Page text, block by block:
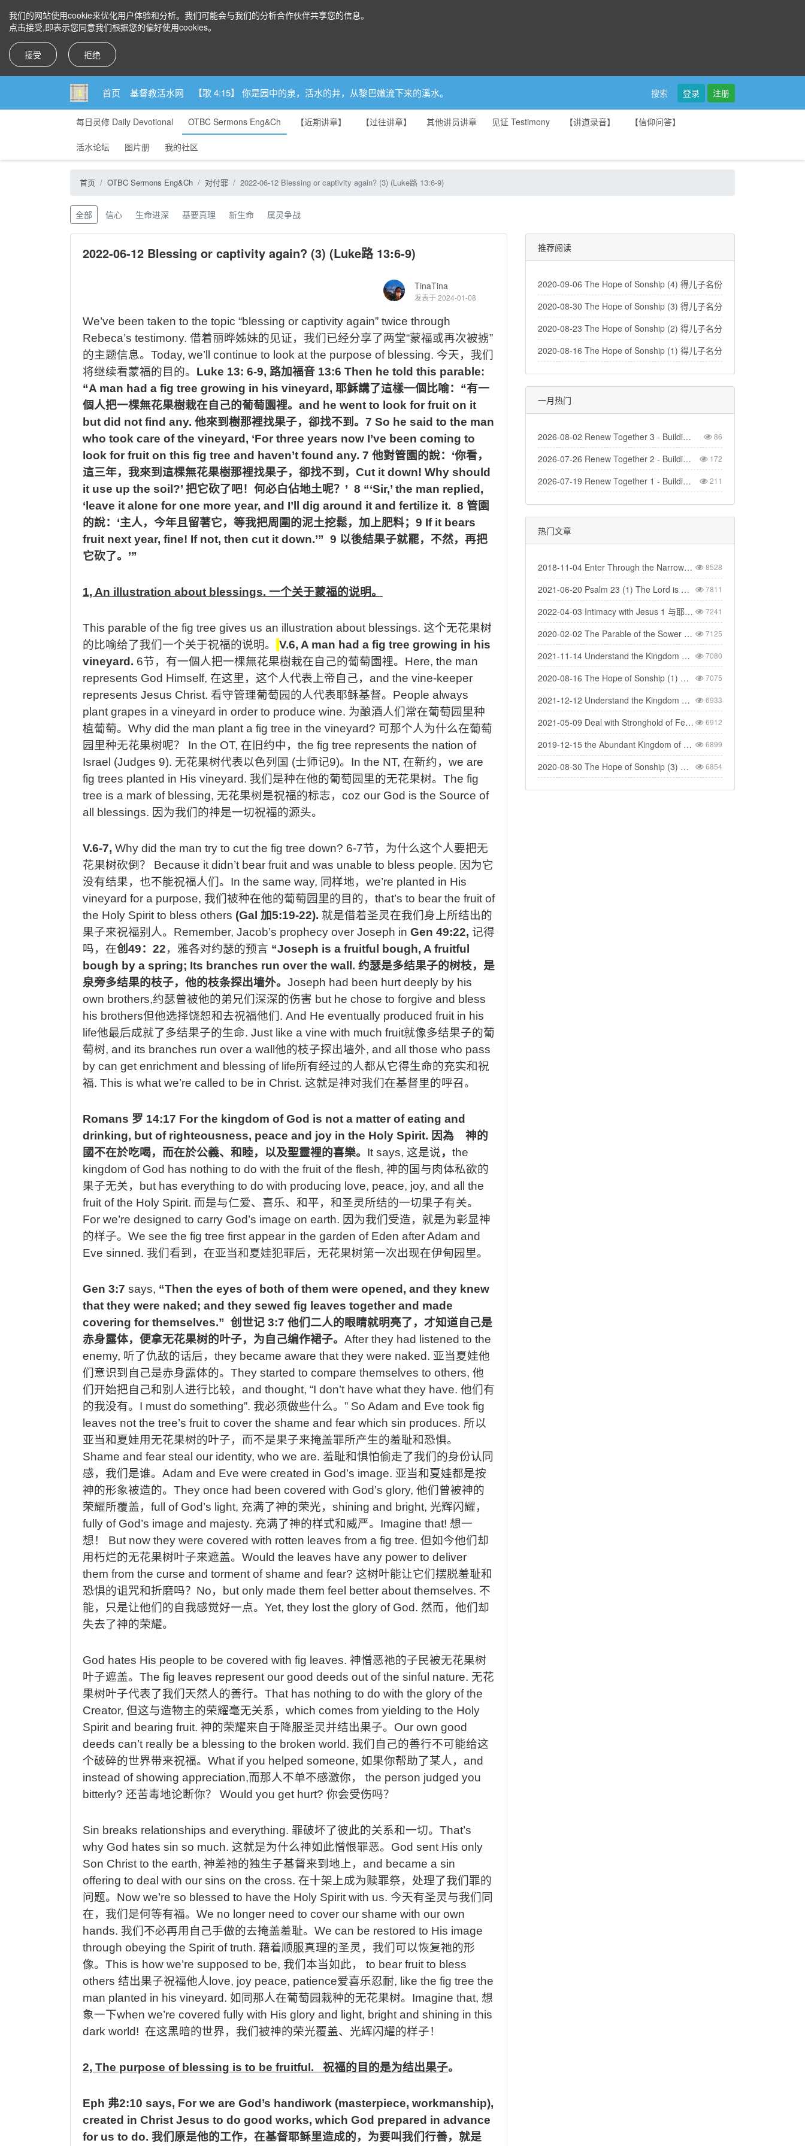
我们的网站使用cookie来优化用户体验和分析。我们可能会与我们的分析合作伙伴共享您的信息。
点击接受,即表示您同意我们根据您的偏好使用cookies。
接受 拒绝
首页 基督教活水网 【歌 4:15】 你是园中的泉，活水的井，从黎巴嫩流下来的溪水。 搜索 登录 注册
每日灵修 Daily Devotional OTBC Sermons Eng&Ch 【近期讲章】 【过往讲章】 其他讲员讲章 见证 Testimony 【讲道录音】 【信仰问答】
活水论坛 图片册 我的社区
首页 OTBC Sermons Eng&Ch 对付罪 2022-06-12 Blessing or captivity again? (3) (Luke路 13:6-9)
全部 信心 生命进深 基要真理 新生命 属灵争战
2022-06-12 Blessing or captivity again? (3) (Luke路 13:6-9)
TinaTina
发表于 2024-01-08
We’ve been taken to the topic “blessing or captivity again” twice through
Rebeca’s testimony. 借着丽晔姊妹的见证，我们已经分享了两堂“蒙福或再次被掳”
的主题信息。 Today, we’ll continue to look at the purpose of blessing. 今天，我们
将继续看蒙福的目的。 Luke 13: 6-9, 路加福音 13:6 Then he told this parable:
“A man had a fig tree growing in his vineyard, 耶穌講了這樣一個比喻： “有一
個人把一棵無花果樹栽在自己的葡萄園裡。 and he went to look for fruit on it
but did not find any. 他來到樹那裡找果子，卻找不到。 7 So he said to the man
who took care of the vineyard, ‘For three years now I’ve been coming to
look for fruit on this fig tree and haven’t found any. 7 他對管園的說： ‘你看，
這三年，我來到這棵無花果樹那裡找果子，卻找不到， Cut it down! Why should
it use up the soil?’ 把它砍了吧！何必白佔地土呢？ ’ 8 “‘Sir,’ the man replied,
‘leave it alone for one more year, and I’ll dig around it and fertilize it. 8 管園
的說： ‘主人，今年且留著它，等我把周圍的泥土挖鬆，加上肥料； 9 If it bears
fruit next year, fine! If not, then cut it down.’” 9 以後結果子就罷，不然，再把
它砍了。 ’”
1, An illustration about blessings. 一个关于蒙福的说明。
This parable of the fig tree gives us an illustration about blessings. 这个无花果树
的比喻给了我们一个关于祝福的说明。
V.6, A man had a fig tree growing in his
vineyard. 6节， 有一個人把一棵無花果樹栽在自己的葡萄園裡。 Here, the man
represents God Himself, 在这里， 这个人代表上帝自己， and the vine-keeper
represents Jesus Christ. 看守管理葡萄园的人代表耶稣基督。 People always
plant grapes in a vineyard in order to produce wine. 为酿酒人们常在葡萄园里种
植葡萄。 Why did the man plant a fig tree in the vineyard? 可那个人为什么在葡萄
园里种无花果树呢？ In the OT, 在 旧约中， the fig tree represents the nation of
Israel (Judges 9). 无花果树代表以色列国 (士师记9)。 In the NT, 在新约， we are
fig trees planted in His vineyard. 我们是种在他的葡萄园里的无花果树。 The fig
tree is a mark of blessing, 无花果树是祝福的标志， coz our God is the Source of
all blessings. 因为我们的神是一切祝福的源头。
V.6-7, Why did the man try to cut the fig tree down? 6-7节， 为什么这个人要把无
花果树砍倒？
Because it didn’t bear fruit and was unable to bless people. 因为它
没有结果，也不能祝福人们。 In the same way, 同样地， we’re planted in His
vineyard for a purpose, 我们被种在他的葡萄园里的目的， that’s to bear the fruit of
the Holy Spirit to bless others (Gal 加5:19-22). 就是借着圣灵在我们身上所结出的
果子来祝福别人。 Remember, Jacob’s prophecy over Joseph in Gen 49:22, 记得
吗，在创 49： 22，雅各对约瑟的预言 “Joseph is a fruitful bough, A fruitful
bough by a spring; Its branches run over the wall. 约瑟是多结果子的树枝，是
泉旁多结果的枝子，他的枝条探出墙外。 Joseph had been hurt deeply by his
own brothers,约瑟曾被他的弟兄们深深的伤害 but he chose to forgive and bless
his brothers但他选择饶恕和去祝福他们. And He eventually produced fruit in his
life他最后成就了多结果子的生命. Just like a vine with much fruit就像多结果子的葡
萄树, and its branches run over a wall 他的枝子探出墙外, and all those who pass
by can get enrichment and blessing of life所有经过的人都从它得生命的充实和祝
福. This is what we’re called to be in Christ. 这就是神对我们在基督里的呼召。
Romans 罗 14:17 For the kingdom of God is not a matter of eating and
drinking, but of righteousness, peace and joy in the Holy Spirit. 因為 神的
國不在於吃喝，而在於公義、和睦，以及聖靈裡的喜樂。 It says, 这是说， the
kingdom of God has nothing to do with the fruit of the flesh, 神的国与肉体私欲的
果子无关，
but has everything to do with producing love, peace, joy, and all the
fruit of the Holy Spirit. 而是与仁爱、喜乐、 和平， 和圣灵所结的一切果子有关。
For we’re designed to carry God’s image on earth. 因为我们受造，就是为彰显神
的样子。 We see the fig tree first appear in the garden of Eden after Adam and
Eve sinned. 我们看到，在亚当和夏娃犯罪后，无花果树第一次出现在伊甸园里。
Gen 3:7 says, “Then the eyes of both of them were opened, and they knew
that they were naked; and they sewed fig leaves together and made
covering for themselves.” 创世记 3:7 他们二人的眼睛就明亮了，才知道自己是
赤身露体，便拿无花果树的叶子，为自己编作裙子。 After they had listened to the
enemy, 听了仇敌的话后， they became aware that they were naked. 亚当夏娃他
们意识到自己是赤身露体的。 They started to compare themselves to others, 他
们开始把自己和别人进行比较， and thought, “I don’t have what they have. 他们有
的我没有。 I must do something”. 我必须做些什么。 ” So Adam and Eve took fig
leaves not the tree’s fruit to cover the shame and fear which sin produces. 所以
亚当和夏娃用无花果树的叶子，而不是果子来掩盖罪所产生的羞耻和恐惧。
Shame and fear steal our identity, who we are. 羞耻和惧怕偷走了我们的身份认同
感，我们是谁。 Adam and Eve were created in God’s image. 亚当和夏娃都是按
神的形象被造的。 They once had been covered with God’s glory, 他们曾被神的
荣耀所覆盖， full of God’s light, 充满了神的荣光， shining and bright, 光辉闪耀，
fully of God’s image and majesty. 充满了神的样式和威严。 Imagine that! 想一
想！
But now they were covered with rotten leaves from a fig tree. 但如今他们却
用朽烂的无花果树叶子来遮盖。 Would the leaves have any power to deliver
them from the curse and torment of shame and fear? 这树叶能让它们摆脱羞耻和
恐惧的诅咒和折磨吗？ No， but only made them feel better about themselves. 不
能，
只是让他们的自我感觉好一点。 Yet, they lost the glory of God. 然而，他们却
失去了神的荣耀。
God hates His people to be covered with fig leaves. 神憎恶祂的子民被无花果树
叶子遮盖。 The fig leaves represent our good deeds out of the sinful nature. 无花
果树叶子代表了我们天然人的善行。 That has nothing to do with the glory of the
Creator, 但这与造物主的荣耀毫无关系， which comes from yielding to the Holy
Spirit and bearing fruit. 神的荣耀来自于降服圣灵并结出果子。 Our own good
deeds can’t really be a blessing to the broken world. 我们自己的善行不可能给这
个破碎的世界带来祝福。 What if you helped someone, 如果你帮助了某人， and
instead of showing appreciation,而那人不单不感激你，
the person judged you
bitterly? 还苦毒地论断你？ Would you get hurt? 你会受伤吗？
Sin breaks relationships and everything. 罪破坏了彼此的关系和一切。 That’s
why God hates sin so much. 这就是为什么神如此憎恨罪恶。 God sent His only
Son Christ to the earth, 神差祂的独生子基督来到地上， and became a sin
offering to deal with our sins on the cross. 在十架上成为赎罪祭，处理了我们罪的
问题。 Now we’re so blessed to have the Holy Spirit with us. 今天有圣灵与我们同
在，我们是何等有福。 We no longer need to cover our shame with our own
hands. 我们不必再用自己手做的去掩盖羞耻。 We can be restored to His image
through obeying the Spirit of truth. 藉着顺服真理的圣灵，我们可以恢复祂的形
像。 This is how we’re supposed to be, 我们本当如此，
to bear fruit to bless
others 结出果子祝福他人 love, joy peace, patience爱喜乐忍耐, like the fig tree the
man planted in his vineyard. 如同那人在葡萄园栽种的无花果树。 Imagine that, 想
象一下when we’re covered fully with His glory and light, bright and shining in this
dark world! 在这黑暗的世界，我们被神的荣光覆盖、光辉闪耀的样子！
2, The purpose of blessing is to be fruitful. 祝福的目的是为结出果子。
Eph 弗2:10 says, For we are God’s handiwork (masterpiece, workmanship),
created in Christ Jesus to do good works, which God prepared in advance
for us to do. 我们原是他的工作，在基督耶稣里造成的，为要叫我们行善，就是
推荐阅读
2020-09-06 The Hope of Sonship (4) 得儿子名份的盼望（4）
2020-08-30 The Hope of Sonship (3) 得儿子名分的盼望（3）
2020-08-23 The Hope of Sonship (2) 得儿子名分的盼望(2)
2020-08-16 The Hope of Sonship (1) 得儿子名分的盼望 (1)
一月热门
2026-08-02 Renew Together 3 - Building Church 86
2026-07-26 Renew Together 2 - Building Homes 172
2026-07-19 Renew Together 1 - Building Life 211
热门文章
2018-11-04 Enter Through the Narrow Gate 要进窄门 8528
2021-06-20 Psalm 23 (1) The Lord is My Shepherd - 诗篇二十三(1) 耶和华是我的牧者 7811
2022-04-03 Intimacy with Jesus 1 与耶稣建立亲密的关系（1） 7241
2020-02-02 The Parable of the Sower 撒种的比喻 7125
2021-11-14 Understand the Kingdom 明白神的国（1） 7080
2020-08-16 The Hope of Sonship (1) 得儿子名分的盼望 (1) 7075
2021-12-12 Understand the Kingdom 明白神的国(4) 6933
2021-05-09 Deal with Stronghold of Fear 与惧怕的营垒争战 6912
2019-12-15 the Abundant Kingdom of God 神丰盛的国度 6899
2020-08-30 The Hope of Sonship (3) 得儿子名分的盼望（3） 6854